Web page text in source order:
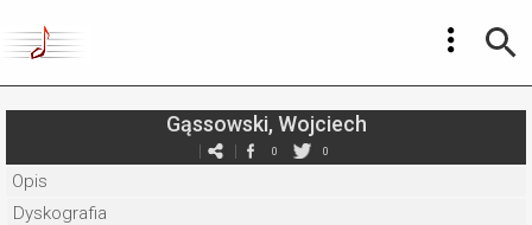
Gąssowski, Wojciech
0 0
Opis
Dyskografia